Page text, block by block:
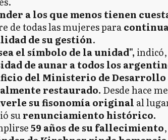
a los que menos tienen
de todas las mujeres para
de su gestión.
el símbolo de la unidad", indicó,
de aunar a todos los
del Ministerio de Desarrollo
restaurado. Desde hace
su fisonomía original al
surenunciamiento histórico.
59 años de su fallecimiento